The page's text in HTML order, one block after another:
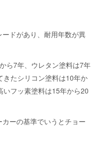
ドがあり、耐用年数が異
ら7年、ウレタン塗料は7年
たシリコン塗料は10年か
いフッ素塗料は15年から20
ーの基準でいうとチョー